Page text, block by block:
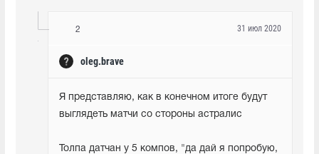
2
oleg.brave
31 июл 2020
Я представляю, как в конечном итоге будут
выглядеть матчи со стороны астралис
Толпа датчан у 5 компов, "да дай я попробую,